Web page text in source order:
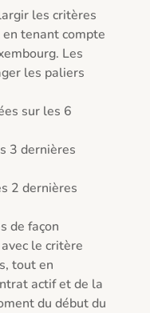
les critères
tenant compte
Les
les paliers
de façon
le critère
tout en
actif et de la
du début du